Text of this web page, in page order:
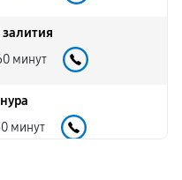
минут
минут